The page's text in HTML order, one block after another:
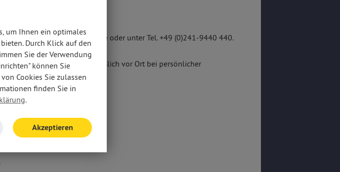
Sie unter www.thuellen.de oder unter Tel. +49 (0)241-9440 440.
zu diesem Angebot ausschließlich vor Ort bei persönlicher
um Ihnen ein optimales
Durch Klick auf den
Sie der Verwendung
können Sie
Cookies Sie zulassen
finden Sie in
.
Akzeptieren